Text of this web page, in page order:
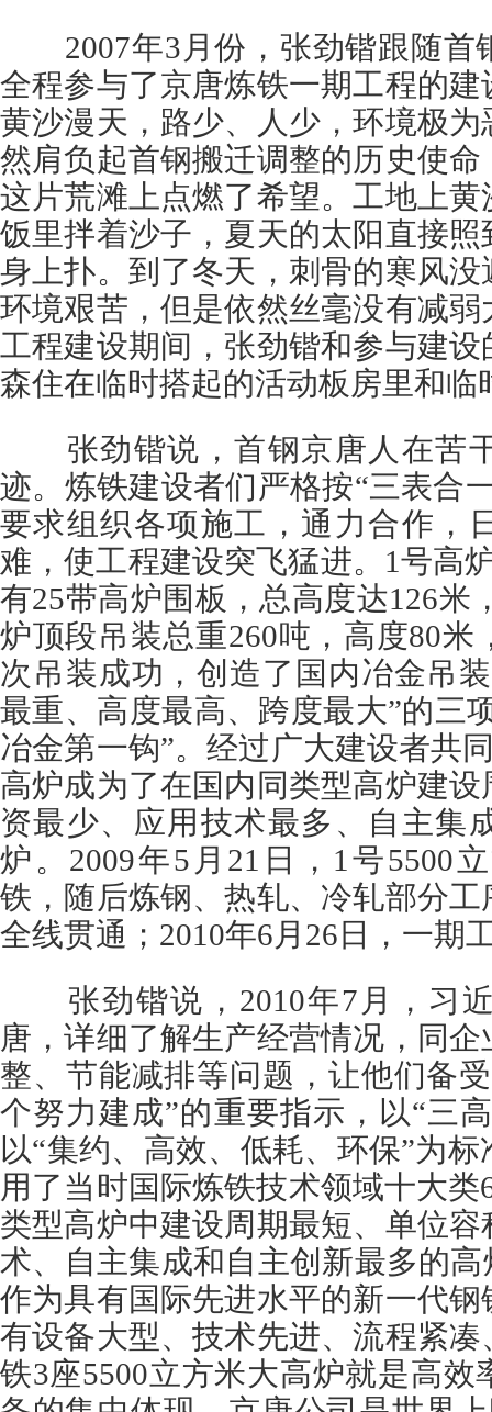
2007年3月份，张劲锴跟随首
全程参与了京唐炼铁一期工程的
黄沙漫天，路少、人少，环境极
然肩负起首钢搬迁调整的历史使
这片荒滩上点燃了希望。工地上
饭里拌着沙子，夏天的太阳直接
身上扑。到了冬天，刺骨的寒风
环境艰苦，但是依然丝毫没有减
工程建设期间，张劲锴和参与建
森住在临时搭起的活动板房里和
张劲锴说，首钢京唐人在苦
迹。炼铁建设者们严格按“三表合
要求组织各项施工，通力合作，
难，使工程建设突飞猛进。1号高
有25带高炉围板，总高度达126米
炉顶段吊装总重260吨，高度80米
次吊装成功，创造了国内冶金吊
最重、高度最高、跨度最大”的三
冶金第一钩”。经过广大建设者共
高炉成为了在国内同类型高炉建
资最少、应用技术最多、自主集
炉。2009年5月21日，1号5500
铁，随后炼钢、热轧、冷轧部分
全线贯通；2010年6月26日，一期
张劲锴说，2010年7月，习近
唐，详细了解生产经营情况，同
整、节能减排等问题，让他们备
个努力建成”的重要指示，以“三
以“集约、高效、低耗、环保”为
用了当时国际炼铁技术领域十大
类型高炉中建设周期最短、单位
术、自主集成和自主创新最多的
作为具有国际先进水平的新一代
有设备大型、技术先进、流程紧
铁3座5500立方米大高炉就是高